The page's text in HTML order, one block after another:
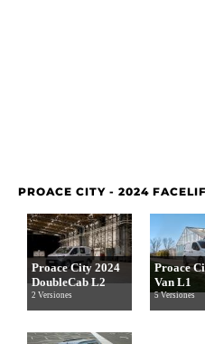
PROACE CITY - 2024
Proace City 2024
DoubleCab L2
2 Versiones
Proace
Van L1
5 Versiones